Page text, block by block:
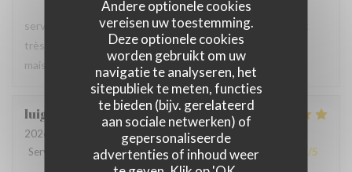
Andere optionele cookies
vereisen uw toestemming.
Deze optionele cookies
worden gebruikt om uw
navigatie te analyseren, het
sitepubliek te meten, functies
te bieden (bijv. gerelateerd
aan sociale netwerken) of
gepersonaliseerde
advertenties of inhoud weer
serveur très agréable, les plats sont bien servis et surtout
très bons. Mention spéciale pour la mousse au chocolat
maison !
luigi
2026-06-07
- 14:30 - Gasten 2
Service
Atmosfeer:5/5 Keuken:5/5 Kwaliteit / Prijs /5